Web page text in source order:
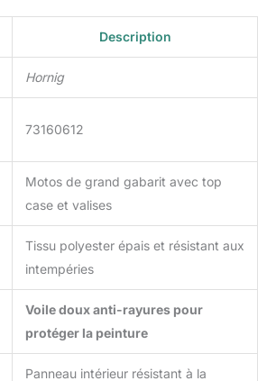
Description
Hornig
73160612
Motos de grand gabarit avec top
case et valises
Tissu polyester épais et résistant aux
intempéries
Voile doux anti-rayures pour
protéger la peinture
Panneau intérieur résistant à la